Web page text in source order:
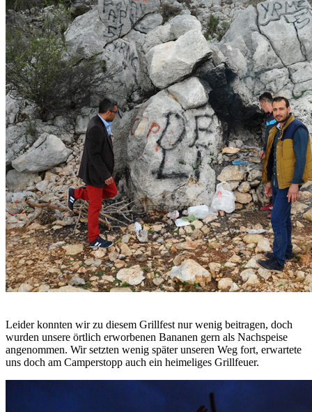
Leider konnten wir zu diesem Grillfest nur wenig beitragen, doch
wurden unsere örtlich erworbenen Bananen gern als Nachspeise
angenommen. Wir setzten wenig später unseren Weg fort, erwartete
uns doch am Camperstopp auch ein heimeliges Grillfeuer.